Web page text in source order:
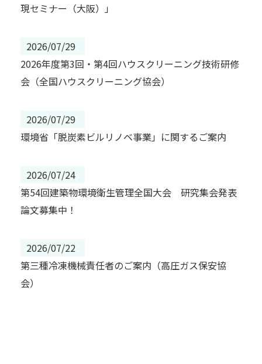
現セミナー（大阪）」
2026/07/29
2026年度第3回・第4回ハウスクリーニング技術研修
会（全国ハウスクリーニング協会）
2026/07/29
環境省「脱炭素ビルリノベ事業」に関するご案内
2026/07/24
第54回建築物環境衛生管理全国大会 研究集会発表
論文募集中！
2026/07/22
第三種冷凍機械責任者のご案内（高圧ガス保安協
会）